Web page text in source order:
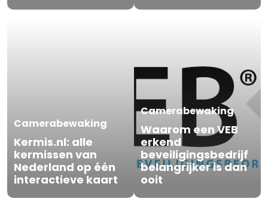
Camerabewaking
Kermis.nl: alle
kermissen van
Nederland op één
interactieve kaart
Camerabewaking
Waarom een VEB
erkend
beveiligingsbedrijf
belangrijker is dan
ooit